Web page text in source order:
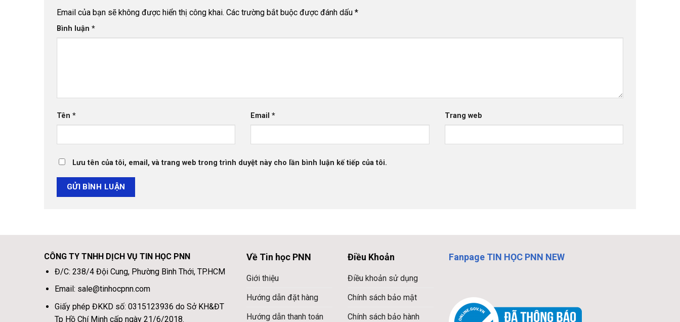
Email của bạn sẽ không được hiển thị công khai. Các trường bắt buộc được đánh dấu *
Bình luận *
Tên * Email* Trang web
Lưu tên của tôi, email, và trang web trong trình duyệt này cho lần bình luận kế tiếp của tôi.
CÔNG TY TNHH DỊCH VỤ TIN HỌC PNN
Đ/C: 238/4 Đội Cung, Phường Bình Thới, TP.HCM
Email: sale@tinhocpnn.com
Giấy phép ĐKKD số: 0315123936 do Sở KH&ĐT
Tp Hồ Chí Minh cấp ngày 21/6/2018.
Về Tin học PNN
Giới thiệu
Hướng dẫn đặt hàng
Hướng dẫn thanh toán
Điều Khoản
Điều khoản sử dụng
Chính sách bảo mật
Chính sách bảo hành
Fanpage TIN HỌC PNN NEW